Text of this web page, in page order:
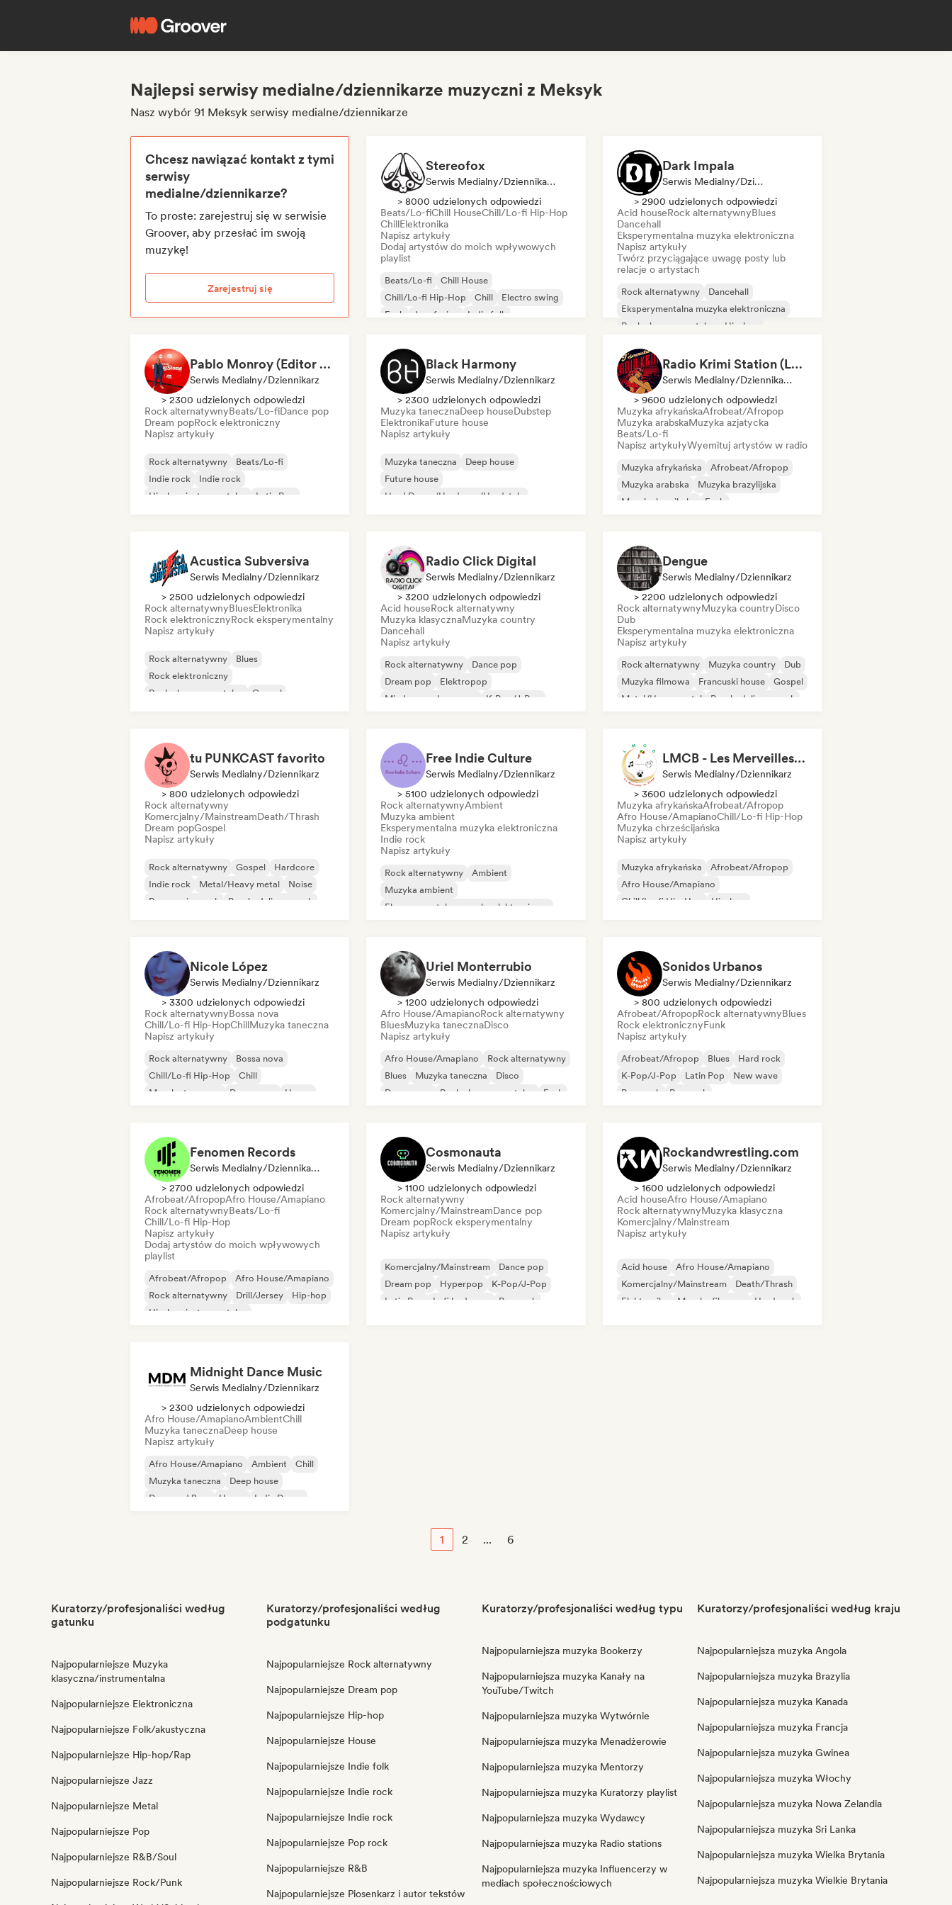
Najlepsi serwisy medialne/dziennikarze muzyczni z Meksyk
Nasz wybór 91 Meksyk serwisy medialne/dziennikarze
Chcesz nawiązać kontakt z tymi
serwisy
medialne/dziennikarze?
To proste: zarejestruj się w serwisie
Groover, aby przesłać im swoją
muzykę!
Zarejestruj się
Stereofox
Serwis Medialny/Dziennikarz, Kurator Playlisty
> 8000 udzielonych odpowiedzi
Beats/Lo-fiChill HouseChill/Lo-fi Hip-Hop
ChillElektronika
Napisz artykuły
Dodaj artystów do moich wpływowych
playlist
Beats/Lo-fi
Chill House
Chill/Lo-fi Hip-Hop
Chill
Electro swing
Funk
Jazz fusion Indie folk
Dark Impala
Serwis Medialny/Dziennikarz
> 2900 udzielonych odpowiedzi
Acid houseRock alternatywnyBlues
Dancehall
Eksperymentalna muzyka elektroniczna
Napisz artykuły
Twórz przyciągające uwagę posty lub
relacje o artystach
Rock alternatywny
Dancehall
Eksperymentalna muzyka elektroniczna
Rock eksperymentalny
Hip-hop
Psychedeliczny rock
Pablo Monroy (Editor Rolling Stone México)
Serwis Medialny/Dziennikarz
> 2300 udzielonych odpowiedzi
Rock alternatywnyBeats/Lo-fiDance pop
Dream popRock elektroniczny
Napisz artykuły
Rock alternatywny
Beats/Lo-fi
Indie rock
Indie rock
Hip-hop instrumentalny
Latin Pop
Black Harmony
Serwis Medialny/Dziennikarz
> 2300 udzielonych odpowiedzi
Muzyka tanecznaDeep houseDubstep
ElektronikaFuture house
Napisz artykuły
Muzyka taneczna
Deep house
Future house
Hard Dance/Hardcore/Hardstyle
Melodic Techno
Radio Krimi Station (La Radio)
Serwis Medialny/Dziennikarz, Radio Station
> 9600 udzielonych odpowiedzi
Muzyka afrykańskaAfrobeat/Afropop
Muzyka arabskaMuzyka azjatycka
Beats/Lo-fi
Napisz artykułyWyemituj artystów w radio
Muzyka afrykańska
Afrobeat/Afropop
Muzyka arabska
Muzyka brazylijska
Muzyka karaibska
Funk
Acustica Subversiva
Serwis Medialny/Dziennikarz
> 2500 udzielonych odpowiedzi
Rock alternatywnyBluesElektronika
Rock elektronicznyRock eksperymentalny
Napisz artykuły
Rock alternatywny
Blues
Rock elektroniczny
Rock eksperymentalny
Gospel
Radio Click Digital
Serwis Medialny/Dziennikarz
> 3200 udzielonych odpowiedzi
Acid houseRock alternatywny
Muzyka klasycznaMuzyka country
Dancehall
Napisz artykuły
Rock alternatywny
Dance pop
Dream pop
Elektropop
Międzynarodowy pop
K-Pop/J-Pop
Dengue
Serwis Medialny/Dziennikarz
> 2200 udzielonych odpowiedzi
Rock alternatywnyMuzyka countryDisco
Dub
Eksperymentalna muzyka elektroniczna
Napisz artykuły
Rock alternatywny Muzyka country
Dub
Muzyka filmowa
Francuski house
Gospel
Metal/Heavy metal
Psychedeliczny rock
tu PUNKCAST favorito
Serwis Medialny/Dziennikarz
> 800 udzielonych odpowiedzi
Rock alternatywny
Komercjalny/MainstreamDeath/Thrash
Dream popGospel
Napisz artykuły
Rock alternatywny Gospel
Hardcore
Indie rock
Metal/Heavy metal
Noise
Progressive rock
Psychedeliczny rock
Free Indie Culture
Serwis Medialny/Dziennikarz
> 5100 udzielonych odpowiedzi
Rock alternatywnyAmbient
Muzyka ambient
Eksperymentalna muzyka elektroniczna
Indie rock
Napisz artykuły
Rock alternatywny
Ambient
Muzyka ambient
Eksperymentalna muzyka elektroniczna
LMCB - Les Merveilles du Congo 🇨🇬
Serwis Medialny/Dziennikarz
> 3600 udzielonych odpowiedzi
Muzyka afrykańskaAfrobeat/Afropop
Afro House/AmapianoChill/Lo-fi Hip-Hop
Muzyka chrześcijańska
Napisz artykuły
Muzyka afrykańska
Afrobeat/Afropop
Afro House/Amapiano
Chill/Lo-fi Hip-Hop
Hip-hop
Rap w języku francuskim
Nicole López
Serwis Medialny/Dziennikarz
> 3300 udzielonych odpowiedzi
Rock alternatywnyBossa nova
Chill/Lo-fi Hip-HopChillMuzyka taneczna
Napisz artykuły
Rock alternatywny
Bossa nova
Chill/Lo-fi Hip-Hop
Chill
Muzyka taneczna
Dream pop
House
Uriel Monterrubio
Serwis Medialny/Dziennikarz
> 1200 udzielonych odpowiedzi
Afro House/AmapianoRock alternatywny
BluesMuzyka tanecznaDisco
Napisz artykuły
Afro House/Amapiano
Rock alternatywny
Blues
Muzyka taneczna
Disco
Dream pop
Rock eksperymentalny Funk
Sonidos Urbanos
Serwis Medialny/Dziennikarz
> 800 udzielonych odpowiedzi
Afrobeat/AfropopRock alternatywnyBlues
Rock elektronicznyFunk
Napisz artykuły
Afrobeat/Afropop Blues
Hard rock
K-Pop/J-Pop
Latin Pop
New wave
Pop punk
Pop rock
Fenomen Records
Serwis Medialny/Dziennikarz, Kurator Playlisty
> 2700 udzielonych odpowiedzi
Afrobeat/AfropopAfro House/Amapiano
Rock alternatywnyBeats/Lo-fi
Chill/Lo-fi Hip-Hop
Napisz artykuły
Dodaj artystów do moich wpływowych
playlist
Afrobeat/Afropop
Afro House/Amapiano
Rock alternatywny
Drill/Jersey
Hip-hop
Hip-hop instrumentalny
Cosmonauta
Serwis Medialny/Dziennikarz
> 1100 udzielonych odpowiedzi
Rock alternatywny
Komercjalny/MainstreamDance pop
Dream popRock eksperymentalny
Napisz artykuły
Komercjalny/Mainstream
Dance pop
Dream pop
Hyperpop
K-Pop/J-Pop
Latin Pop
Lofi bedroom Pop rock
Rockandwrestling.com
Serwis Medialny/Dziennikarz
> 1600 udzielonych odpowiedzi
Acid houseAfro House/Amapiano
Rock alternatywnyMuzyka klasyczna
Komercjalny/Mainstream
Napisz artykuły
Acid house
Afro House/Amapiano
Komercjalny/Mainstream
Death/Thrash
Elektronika
Muzyka filmowa
Hard rock
Midnight Dance Music
Serwis Medialny/Dziennikarz
> 2300 udzielonych odpowiedzi
Afro House/AmapianoAmbientChill
Muzyka tanecznaDeep house
Napisz artykuły
Afro House/Amapiano Ambient
Chill
Muzyka taneczna
Deep house
Drum and Bass
House Indie Dance
1 2 ... 6
Kuratorzy/profesjonaliści według
gatunku
Najpopularniejsze Muzyka
klasyczna/instrumentalna
Najpopularniejsze Elektroniczna
Najpopularniejsze Folk/akustyczna
Najpopularniejsze Hip-hop/Rap
Najpopularniejsze Jazz
Najpopularniejsze Metal
Najpopularniejsze Pop
Najpopularniejsze R&B/Soul
Najpopularniejsze Rock/Punk
Kuratorzy/profesjonaliści według
podgatunku
Najpopularniejsze Rock alternatywny
Najpopularniejsze Dream pop
Najpopularniejsze Hip-hop
Najpopularniejsze House
Najpopularniejsze Indie folk
Najpopularniejsze Indie rock
Najpopularniejsze Indie rock
Najpopularniejsze Pop rock
Najpopularniejsze R&B
Najpopularniejsze Piosenkarz i autor tekstów
Kuratorzy/profesjonaliści według typu
Najpopularniejsza muzyka Bookerzy
Najpopularniejsza muzyka Kanały na
YouTube/Twitch
Najpopularniejsza muzyka Wytwórnie
Najpopularniejsza muzyka Menadżerowie
Najpopularniejsza muzyka Mentorzy
Najpopularniejsza muzyka Kuratorzy playlist
Najpopularniejsza muzyka Wydawcy
Najpopularniejsza muzyka Radio stations
Najpopularniejsza muzyka Influencerzy w
mediach społecznościowych
Kuratorzy/profesjonaliści według kraju
Najpopularniejsza muzyka Angola
Najpopularniejsza muzyka Brazylia
Najpopularniejsza muzyka Kanada
Najpopularniejsza muzyka Francja
Najpopularniejsza muzyka Gwinea
Najpopularniejsza muzyka Włochy
Najpopularniejsza muzyka Nowa Zelandia
Najpopularniejsza muzyka Sri Lanka
Najpopularniejsza muzyka Wielka Brytania
Najpopularniejsza muzyka Wielkie Brytania